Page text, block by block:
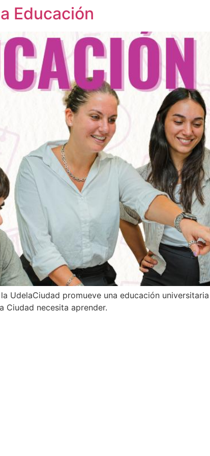
Educación
UdelaCiudad promueve una educación
Ciudad necesita aprender.